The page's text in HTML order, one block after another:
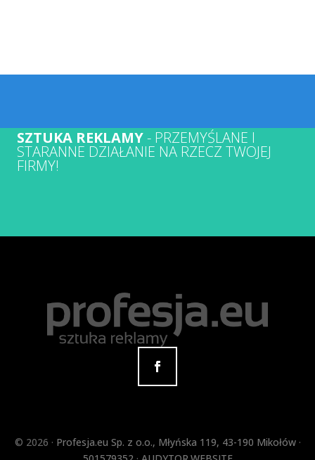
SZTUKA REKLAMY- PRZEMYŚLANE I
STARANNE DZIAŁANIE NA RZECZ TWOJEJ
FIRMY!
© 2026 · Profesja.eu Sp. z o.o., Młyńska 119, 43-190 Mikołów·